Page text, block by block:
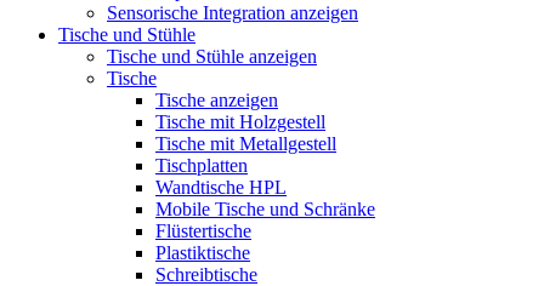
Sensorische Integration anzeigen
Tische und Stühle
Tische und Stühle anzeigen
Tische
Tische anzeigen
Tische mit Holzgestell
Tische mit Metallgestell
Tischplatten
Wandtische HPL
Mobile Tische und Schränke
Flüstertische
Plastiktische
Schreibtische